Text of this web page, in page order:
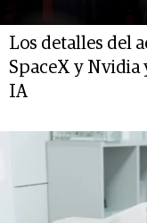
Los detalles del
SpaceX y Nvidia
IA